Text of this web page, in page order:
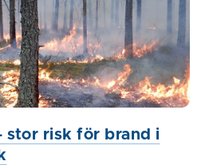
stor risk för brand i